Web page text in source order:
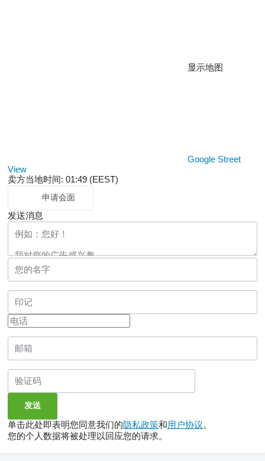
显示地图
Google Street
View
卖方当地时间: 01:49 (EEST)
申请会面
发送消息
单击此处即表明您同意我们的隐私政策和用户协议。
您的个人数据将被处理以回应您的请求。